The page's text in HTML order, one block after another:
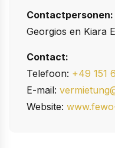
Contactpersonen:
Georgios en Kiara
Contact:
Telefoon: +49 151
E-mail:
Website: